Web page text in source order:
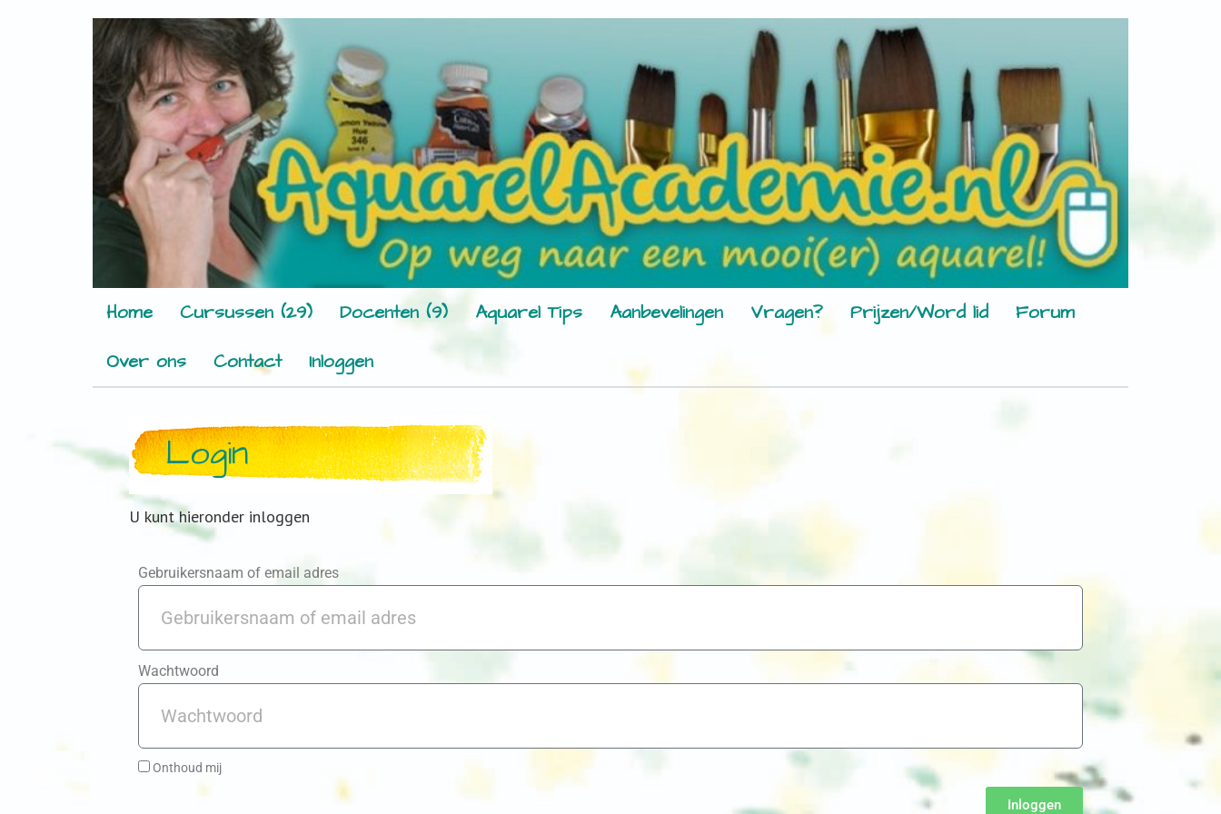
Home Cursussen (29) Docenten (9) Aquarel Tips Aanbevelingen Vragen? Prijzen/Word lid
Forum
Over ons
Contact Inloggen
Login
U kunt hieronder inloggen
Gebruikersnaam of email adres
Wachtwoord
Onthoud mij
Inloggen